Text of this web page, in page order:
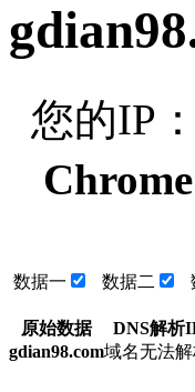
您的IP：
Chrome
数据一 数据二
原始数据 DNS解析
gdian98.com域名无法